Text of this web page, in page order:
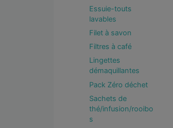
Essuie-touts
lavables
Filet à savon
Filtres à café
Lingettes
démaquillantes
Pack Zéro déchet
Sachets de
thé/infusion/rooibo
s